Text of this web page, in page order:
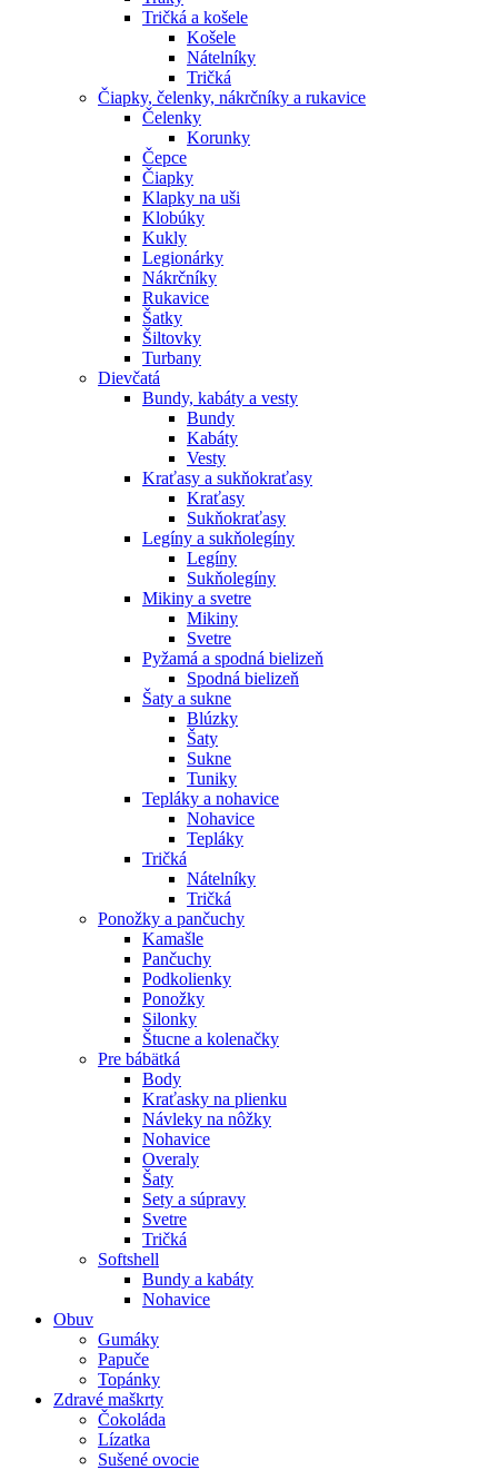
Tričká a košele
Košele
Nátelníky
Tričká
Čiapky, čelenky, nákrčníky a rukavice
Čelenky
Korunky
Čepce
Čiapky
Klapky na uši
Klobúky
Kukly
Legionárky
Nákrčníky
Rukavice
Šatky
Šiltovky
Turbany
Dievčatá
Bundy, kabáty a vesty
Bundy
Kabáty
Vesty
Kraťasy a sukňokraťasy
Kraťasy
Sukňokraťasy
Legíny a sukňolegíny
Legíny
Sukňolegíny
Mikiny a svetre
Mikiny
Svetre
Pyžamá a spodná bielizeň
Spodná bielizeň
Šaty a sukne
Blúzky
Šaty
Sukne
Tuniky
Tepláky a nohavice
Nohavice
Tepláky
Tričká
Nátelníky
Tričká
Ponožky a pančuchy
Kamašle
Pančuchy
Podkolienky
Ponožky
Silonky
Štucne a kolenačky
Pre bábätká
Body
Kraťasky na plienku
Návleky na nôžky
Nohavice
Overaly
Šaty
Sety a súpravy
Svetre
Tričká
Softshell
Bundy a kabáty
Nohavice
Obuv
Gumáky
Papuče
Topánky
Zdravé maškrty
Čokoláda
Lízatka
Sušené ovocie